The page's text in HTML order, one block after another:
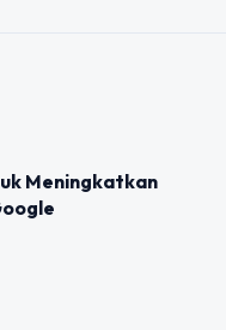
Meningkatkan